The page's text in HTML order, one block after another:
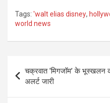
Tags: 'walt elias disney,
world news
navigation
चक्रवात ‘मिगजॉम’ के
अलर्ट जारी